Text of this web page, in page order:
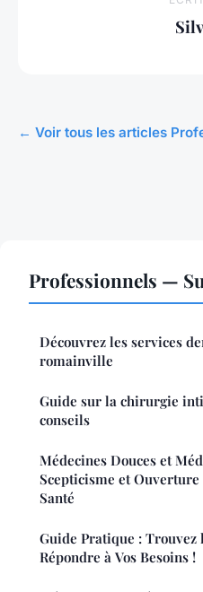
← Voir tous les articles
Professionnels —
Découvrez les services
romainville
Guide sur la chirurgie
conseils
Médecines Douces et
Scepticisme et
Santé
Guide Pratique :
Répondre à Vos Besoins !